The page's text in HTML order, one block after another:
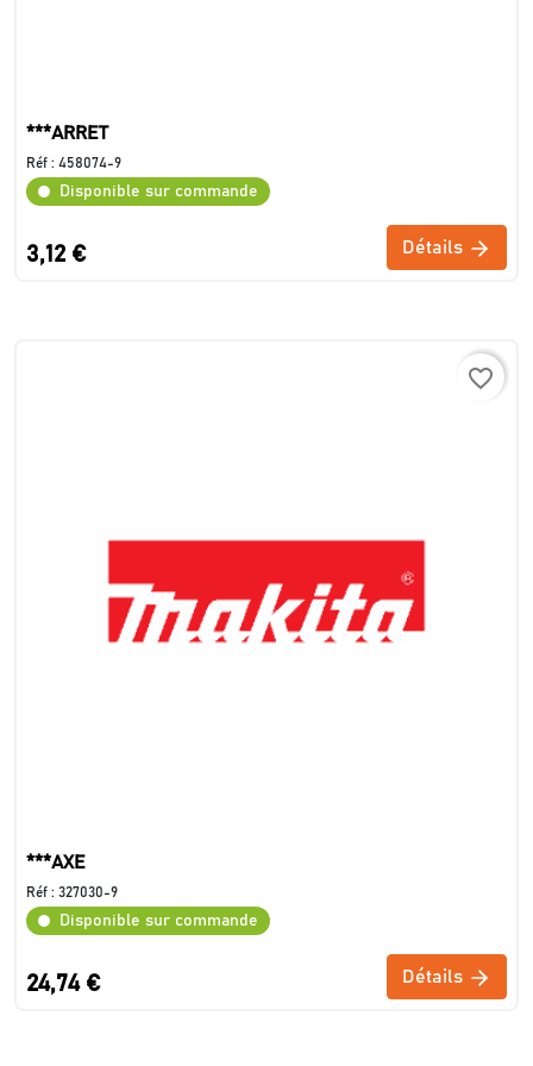
***ARRET
Réf : 458074-9
Disponible sur commande
3,12 € Détails
favorite_border
***AXE
Réf : 327030-9
Disponible sur commande
24,74 € Détails